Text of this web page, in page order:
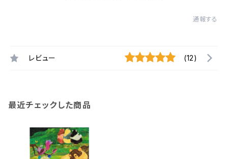
通報する
レビュー (12)
最近チェックした商品